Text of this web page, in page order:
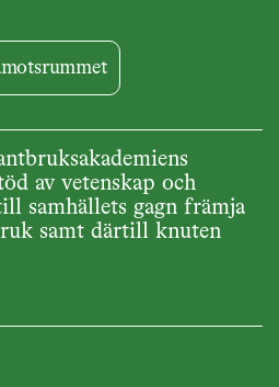
av vetenskap och
samhällets gagn främja
samt därtill knuten